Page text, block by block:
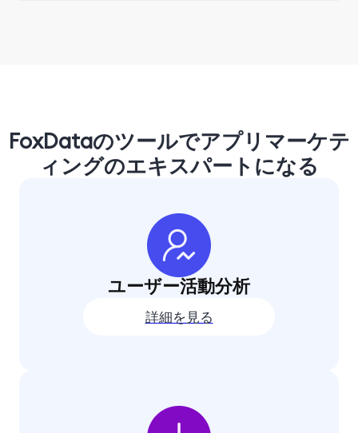
FoxDataのツールでアプリマーケテ
ィングのエキスパートになる
ユーザー活動分析
詳細を見る